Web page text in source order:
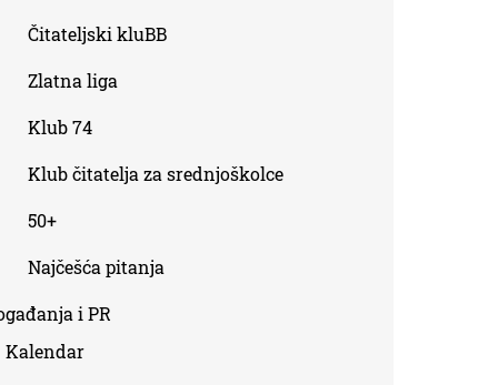
Čitateljski kluBB
Zlatna liga
Klub 74
Klub čitatelja za srednjoškolce
50+
Najčešća pitanja
i PR
Kalendar